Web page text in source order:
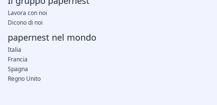
Lavora con noi
Dicono di noi
papernest nel mondo
Italia
Francia
Spagna
Regno Unito